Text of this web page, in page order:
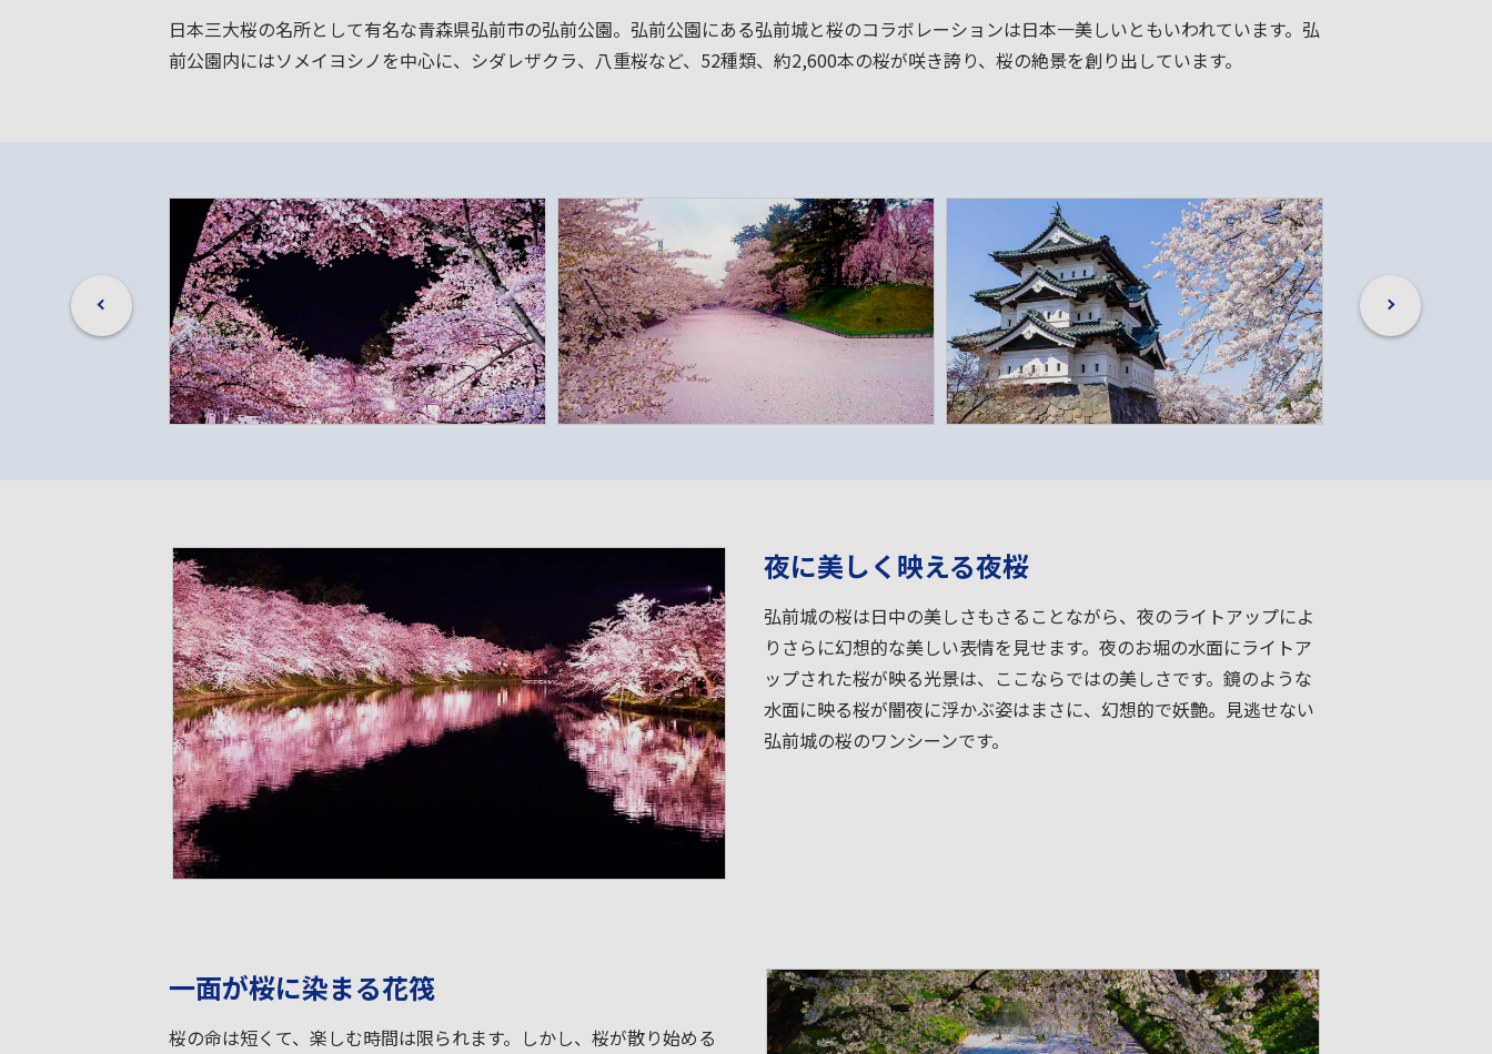
日本三大桜の名所として有名な青森県弘前市の弘前公園。弘前公園にある弘前城と桜のコラボレーションは日本一美しいともいわれています。弘
前公園内にはソメイヨシノを中心に、シダレザクラ、八重桜など、52種類、約2,600本の桜が咲き誇り、桜の絶景を創り出しています。
夜に美しく映える夜桜
弘前城の桜は日中の美しさもさることながら、夜のライトアップによ
りさらに幻想的な美しい表情を見せます。夜のお堀の水面にライトア
ップされた桜が映る光景は、ここならではの美しさです。鏡のような
水面に映る桜が闇夜に浮かぶ姿はまさに、幻想的で妖艶。見逃せない
弘前城の桜のワンシーンです。
一面が桜に染まる花筏
桜の命は短くて、楽しむ時間は限られます。しかし、桜が散り始める